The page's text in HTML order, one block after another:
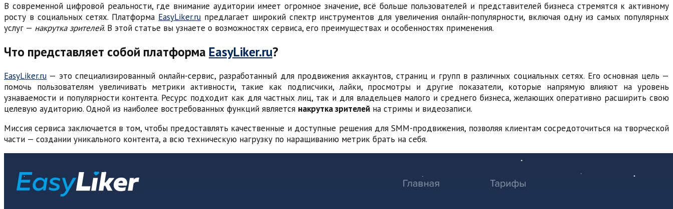
В современной цифровой реальности, где внимание аудитории имеет огромное значение, всё больше пользователей и представителей бизнеса стремятся к активному
росту в социальных сетях. Платформа EasyLiker.ru предлагает широкий спектр инструментов для увеличения онлайн-популярности, включая одну из самых популярных
услуг — накрутка зрителей. В этой статье вы узнаете о возможностях сервиса, его преимуществах и особенностях применения.
Что представляет собой платформа EasyLiker.ru?
EasyLiker.ru — это специализированный онлайн-сервис, разработанный для продвижения аккаунтов, страниц и групп в различных социальных сетях. Его основная цель —
помочь пользователям увеличивать метрики активности, такие как подписчики, лайки, просмотры и другие показатели, которые напрямую влияют на уровень
узнаваемости и популярности контента. Ресурс подходит как для частных лиц, так и для владельцев малого и среднего бизнеса, желающих оперативно расширить свою
целевую аудиторию. Одной из наиболее востребованных функций является накрутка зрителей на стримы и видеозаписи.
Миссия сервиса заключается в том, чтобы предоставлять качественные и доступные решения для SMM-продвижения, позволяя клиентам сосредоточиться на творческой
части — создании уникального контента, а всю техническую нагрузку по наращиванию метрик брать на себя.